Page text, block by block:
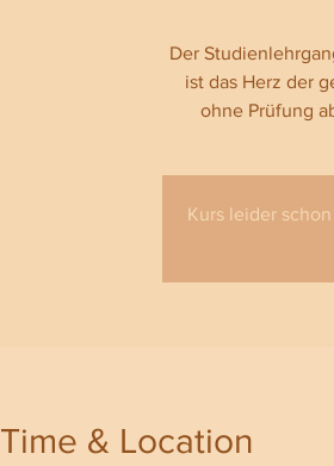
Der
ist das Herz der
ohne Prüfung
Kurs leider
Time & Location